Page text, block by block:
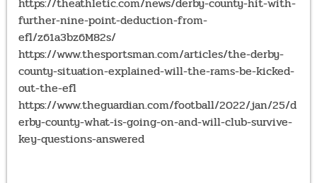
further-nine-point-deduction-from-
efl/z61a3bz6M82s/
https://www.thesportsman.com/articles/the-derby-
county-situation-explained-will-the-rams-be-kicked-
out-the-efl
https://www.theguardian.com/football/2022/jan/25/d
erby-county-what-is-going-on-and-will-club-survive-
key-questions-answered